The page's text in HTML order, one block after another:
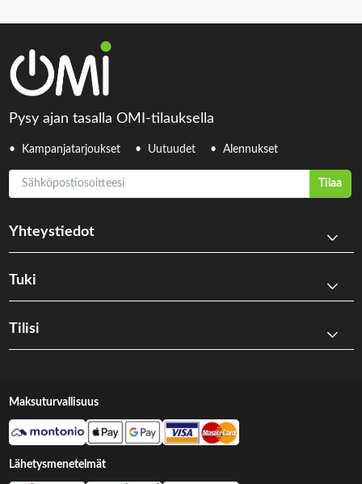
Pysy ajan tasalla OMI-tilauksella
Kampanjatarjoukset Uutuudet Alennukset
Sähköpostiosoitteesi
Tilaa
Yhteystiedot
Tuki
Tilisi
Maksuturvallisuus
Lähetysmenetelmät